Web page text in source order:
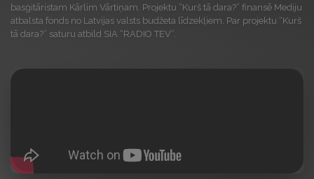
basģitāristam Kārlim Vārtiņam. Projektu “Kurš tā dara?” finansē Mediju
atbalsta fonds no Latvijas valsts budžeta līdzekļiem. Par projektu “Kurš
tā dara?” saturu atbild SIA “RADIO TEV”.